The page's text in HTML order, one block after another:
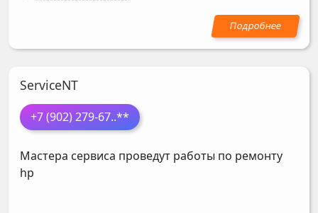
ServiceNT
+7 (902) 279-67..**
Мастера сервиса проведут работы по ремонту
hp